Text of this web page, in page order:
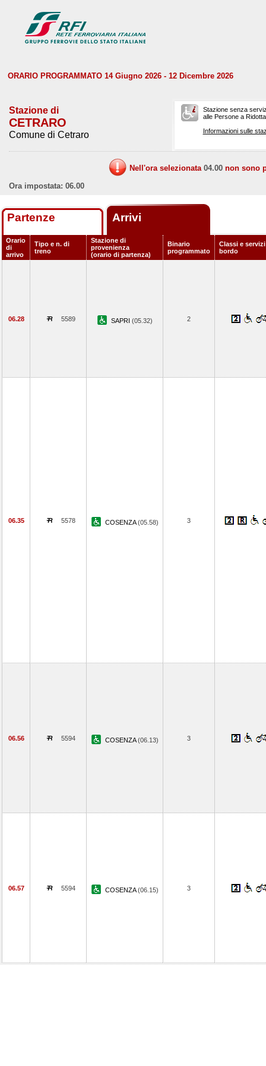
ORARIO PROGRAMMATO 14 Giugno 2026 - 12 Dicembre 2026
Stazione di
CETRARO
Comune di Cetraro
Stazione senza
alle Persone a
Informazioni sulle
Nell'ora selezionata 04.00 non sono
Ora impostata: 06.00
Partenze Arrivi
Orario
di
arrivo
Tipo e n. di
treno
Stazione di
provenienza
(orario di partenza)
Binario
programmato
Classi e servizi
bordo
06.28 5589 SAPRI (05.32) 2
06.35 5578 COSENZA(05.58) 3
06.56 5594 COSENZA(06.13) 3
06.57 5594 COSENZA(06.15) 3